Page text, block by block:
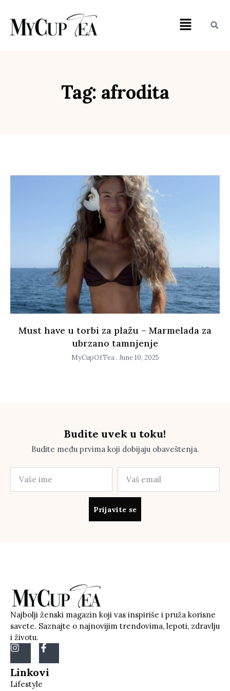
Tag: afrodita
Must have u torbi za plažu – Marmelada za
ubrzano tamnjenje
MyCupOfTea June 10, 2025
Budite uvek u toku!
Budite među prvima koji dobijaju obaveštenja.
Prijavite se
Najbolji ženski magazin koji vas inspiriše i pruža korisne
savete. Saznajte o najnovijim trendovima, lepoti, zdravlju
i životu.
Linkovi
Lifestyle